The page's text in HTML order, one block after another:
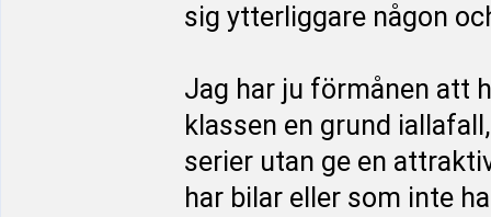
sig ytterliggare någon
Jag har ju förmånen att
klassen en grund
serier utan ge en
har bilar eller som inte